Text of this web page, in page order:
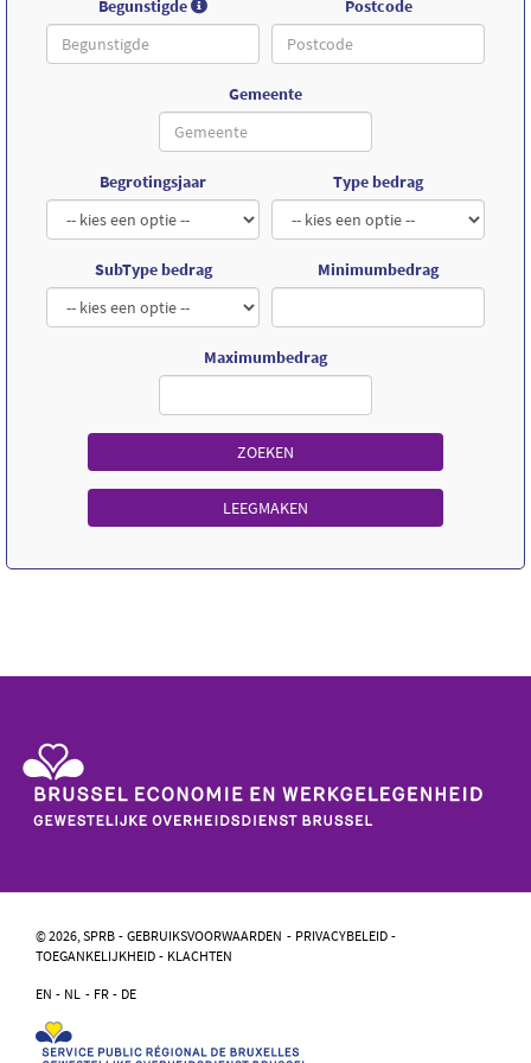
Begunstigde Postcode
Gemeente
Begrotingsjaar Type bedrag
SubType bedrag Minimumbedrag
Maximumbedrag
Brussel
Brussel
Economie
En
© 2026, SPRB GEBRUIKSVOORWAARDEN
PRIVACYBELEID
TOEGANKELIJKHEID
KLACHTEN
EN NL FR DE